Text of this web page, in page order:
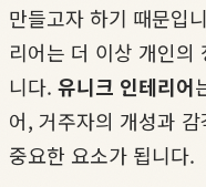
만들고자 하기 때문입
리어는 더 이상 개인의
니다. 유니크 인테리어
어, 거주자의 개성과
중요한 요소가 됩니다.